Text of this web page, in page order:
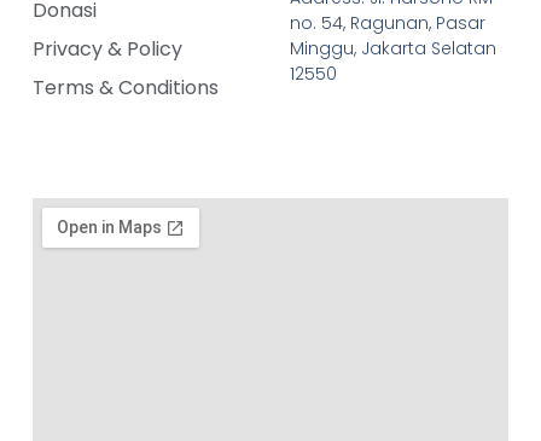
Donasi
Privacy & Policy
Terms & Conditions
no. 54, Ragunan, Pasar
Minggu, Jakarta Selatan
12550